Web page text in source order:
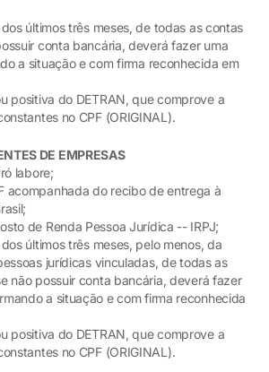
últimos três meses, de todas as contas
conta bancária, deverá fazer uma
a situação e com firma reconhecida em
positiva do DETRAN, que comprove a
no CPF (ORIGINAL).
DE EMPRESAS
labore;
acompanhada do recibo de entrega à
de Renda Pessoa Jurídica -- IRPJ;
últimos três meses, pelo menos, da
jurídicas vinculadas, de todas as
não possuir conta bancária, deverá fazer
a situação e com firma reconhecida
positiva do DETRAN, que comprove a
no CPF (ORIGINAL).